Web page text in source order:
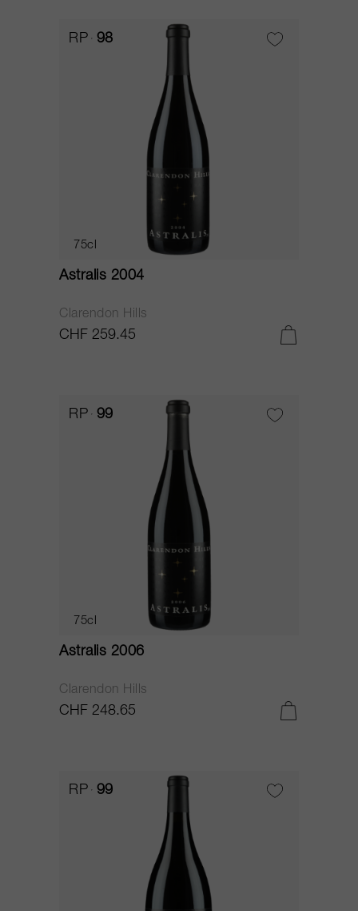
RP 98
75cl
Astralis 2004
Clarendon Hills
CHF 259.45
RP 99
75cl
Astralis 2006
Clarendon Hills
CHF 248.65
RP 99